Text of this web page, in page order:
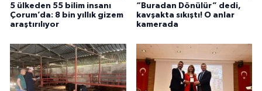
5 ülkeden 55 bilim insanı
Çorum’da: 8 bin yıllık gizem
araştırılıyor
“Buradan Dönülür” dedi,
kavşakta sıkıştı! O anlar
kamerada